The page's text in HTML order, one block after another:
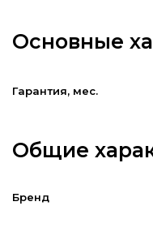
Основные
Гарантия, мес.
Общие
Бренд